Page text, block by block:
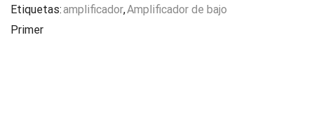
Etiquetas:amplificador,Amplificador de bajo
Primer